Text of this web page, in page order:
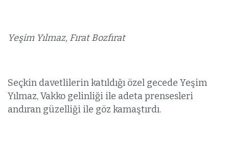
Yeşim Yılmaz, Fırat Bozfırat
Seçkin davetlilerin katıldığı özel gecede Yeşim
Yılmaz, Vakko gelinliği ile adeta prensesleri
andıran güzelliği ile göz kamaştırdı.